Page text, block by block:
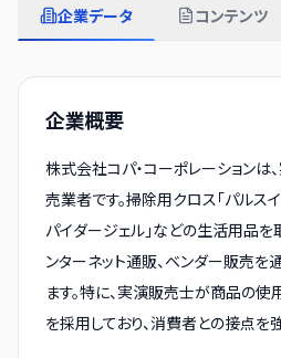
企業データ コンテンツ
企業概要
株式会社コパ・コーポレーションは
売業者です。掃除用クロス「パルス
パイダージェル」などの生活用品を
ンターネット通販、ベンダー販売
ます。特に、実演販売士が商品の
を採用しており、消費者との接点を